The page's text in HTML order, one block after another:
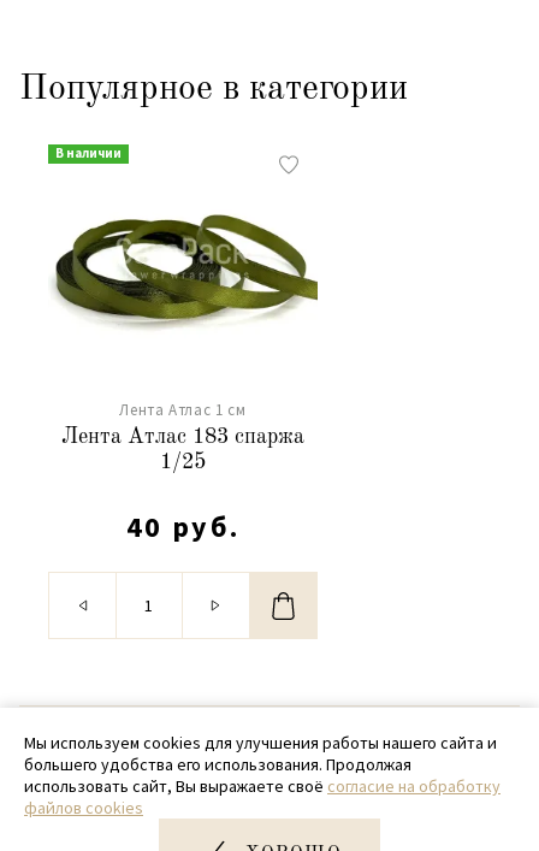
Популярное в категории
В наличии
Лента Атлас 1 см
Лента Атлас 183 спаржа
1/25
40 руб.
© 2020 - 2026 SamPack
+ 7 (918) 699-97-87
zakaz@sampack.store
Мы используем cookies для улучшения работы нашего сайта и
большего удобства его использования. Продолжая
использовать сайт, Вы выражаете своё согласие на обработку
файлов cookies